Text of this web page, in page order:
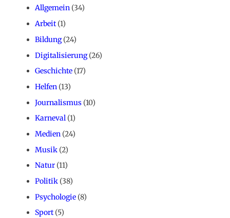
Allgemein (34)
Arbeit(1)
Bildung(24)
Digitalisierung(26)
Geschichte (17)
Helfen (13)
Journalismus (10)
Karneval (1)
Medien (24)
Musik (2)
Natur (11)
Politik (38)
Psychologie (8)
Sport(5)